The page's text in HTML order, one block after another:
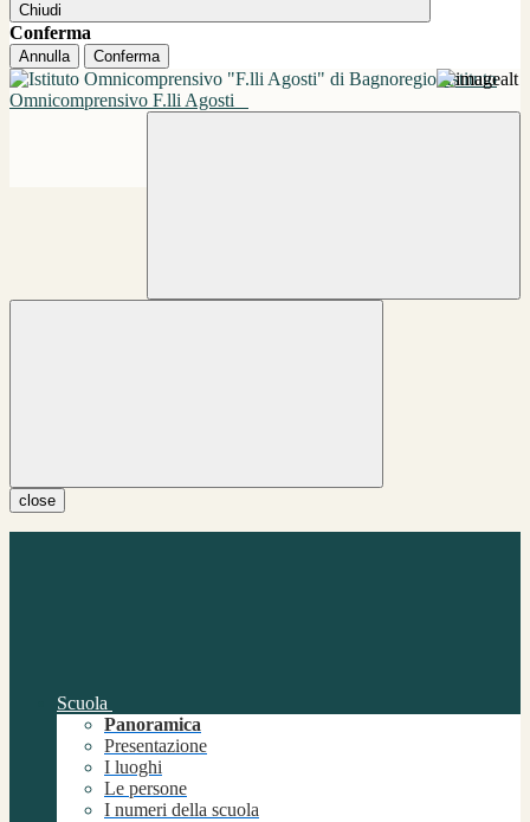
Chiudi
Conferma
Annulla Conferma
Istituto
Omnicomprensivo F.lli Agosti
close
Scuola
Panoramica
Presentazione
I luoghi
Le persone
I numeri della scuola